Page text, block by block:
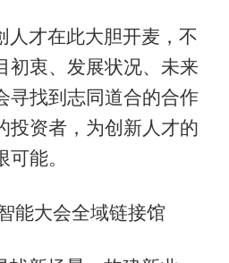
人才在此大胆开麦，不
初衷、发展状况、未来
寻找到志同道合的合作
投资者，为创新人才的
能。
能大会全域链接馆